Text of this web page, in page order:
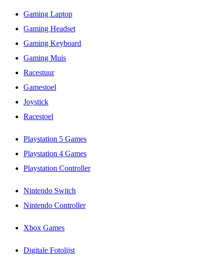
Gaming Laptop
Gaming Headset
Gaming Keyboard
Gaming Muis
Racestuur
Gamestoel
Joystick
Racestoel
Playstation 5 Games
Playstation 4 Games
Playstation Controller
Nintendo Switch
Nintendo Controller
Xbox Games
Digitale Fotolijst